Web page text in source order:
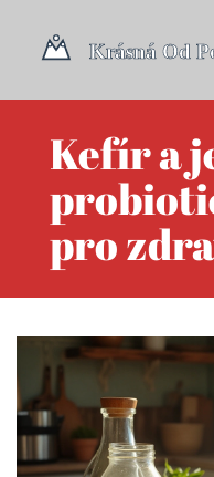
Kefír a
pro